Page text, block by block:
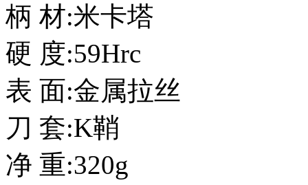
柄 材:米卡塔
硬 度:59Hrc
表 面:金属拉丝
刀 套:K鞘
净 重:320g